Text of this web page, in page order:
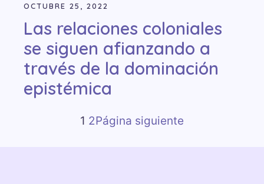
OCTUBRE 25, 2022
Las relaciones coloniales
se siguen afianzando a
través de la dominación
epistémica
1 2Página siguiente